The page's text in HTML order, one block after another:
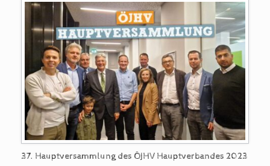
37. Hauptversammlung des ÖJHV Hauptverbandes 2023